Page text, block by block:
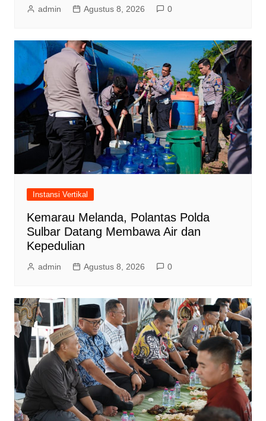
admin Agustus 8, 2026 0
Instansi Vertikal
Kemarau Melanda, Polantas Polda
Sulbar Datang Membawa Air dan
Kepedulian
admin Agustus 8, 2026 0